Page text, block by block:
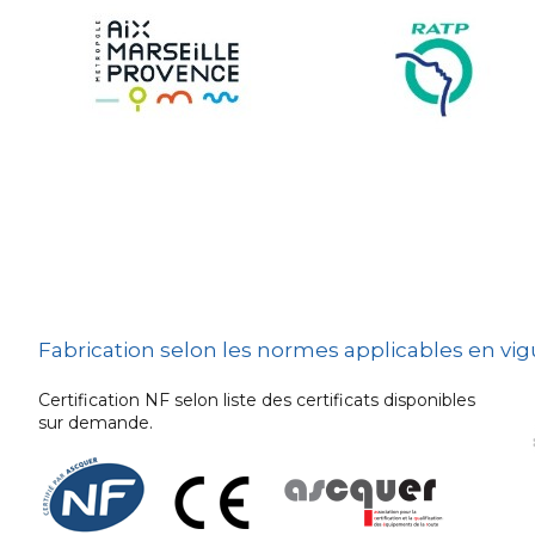
Urban
embarquée
Fabrication selon les normes applicables en
Certification NF selon liste des certificats disponibles
sur demande.